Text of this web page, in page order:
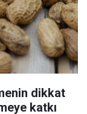
dikkat
katkı